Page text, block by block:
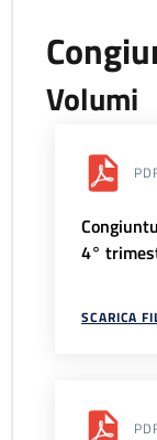
Volumi
4°
SCARICA